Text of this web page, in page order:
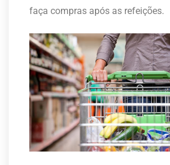
faça compras após as refeições.